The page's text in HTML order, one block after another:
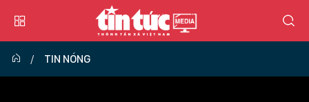
TIN NÓNG